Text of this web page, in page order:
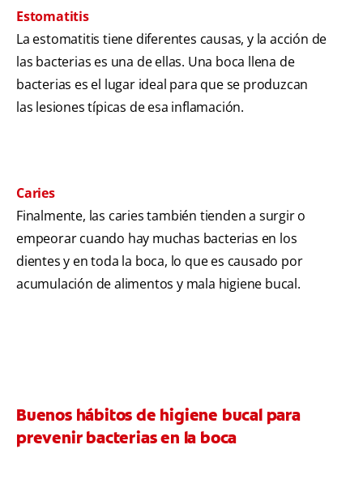
Estomatitis
La estomatitis tiene diferentes causas, y la acción de
las bacterias es una de ellas. Una boca llena de
bacterias es el lugar ideal para que se produzcan
las lesiones típicas de esa inflamación.
Caries
Finalmente, las caries también tienden a surgir o
empeorar cuando hay muchas bacterias en los
dientes y en toda la boca, lo que es causado por
acumulación de alimentos y mala higiene bucal.
Buenos hábitos de higiene bucal para
prevenir bacterias en la boca